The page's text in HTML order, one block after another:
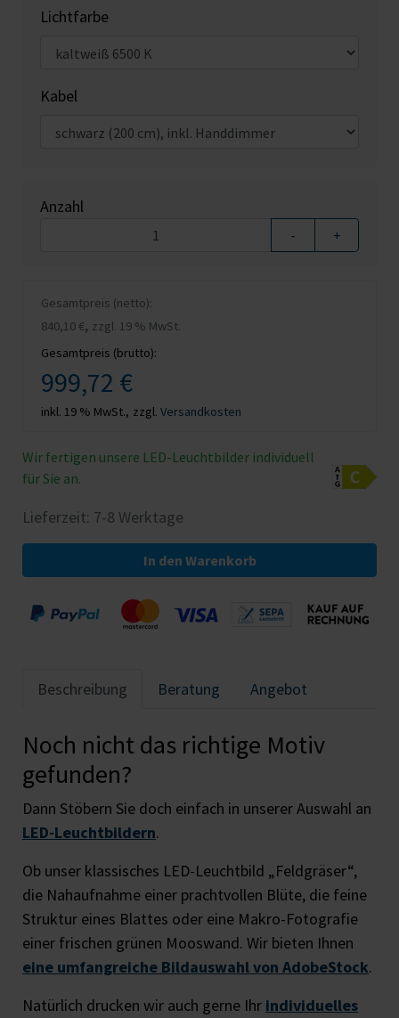
Lichtfarbe
Kabel
Anzahl
- +
Gesamtpreis (netto):
840,10 €, zzgl. 19 % MwSt.
Gesamtpreis (brutto):
999,72 €
inkl. 19 % MwSt., zzgl. Versandkosten
Wir fertigen unsere LED-Leuchtbilder individuell
für Sie an.
Lieferzeit: 7-8 Werktage
In den Warenkorb
Beschreibung Beratung Angebot
Noch nicht das richtige Motiv
gefunden?
Dann Stöbern Sie doch einfach in unserer Auswahl an
LED-Leuchtbildern.
Ob unser klassisches LED-Leuchtbild „Feldgräser“,
die Nahaufnahme einer prachtvollen Blüte, die feine
Struktur eines Blattes oder eine Makro-Fotografie
einer frischen grünen Mooswand. Wir bieten Ihnen
eine umfangreiche Bildauswahl von AdobeStock.
Natürlich drucken wir auch gerne Ihr individuelles